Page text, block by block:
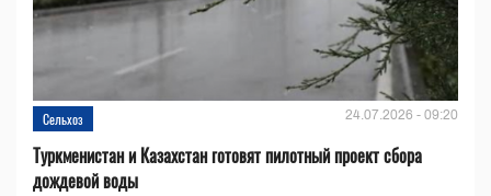
Сельхоз 24.07.2026 - 09:20
Туркменистан и Казахстан готовят пилотный проект сбора
дождевой воды